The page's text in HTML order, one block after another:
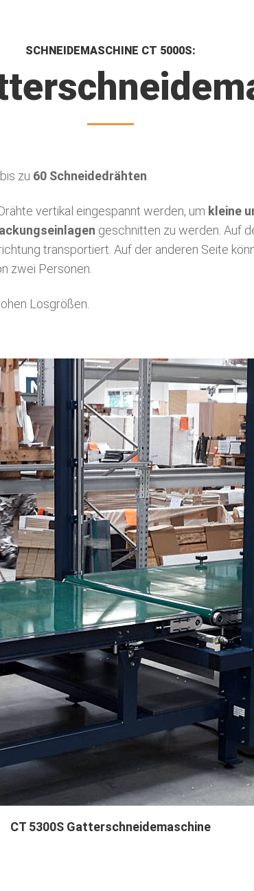
SCHNEIDEMASCHINE CT 5000S:
zu 60 Schneidedrähten
vertikal eingespannt werden, um kleine
geschnitten zu werden. Auf
transportiert. Auf der anderen Seite
zwei Personen.
Losgrößen.
CT 5300S Gatterschneidemaschine